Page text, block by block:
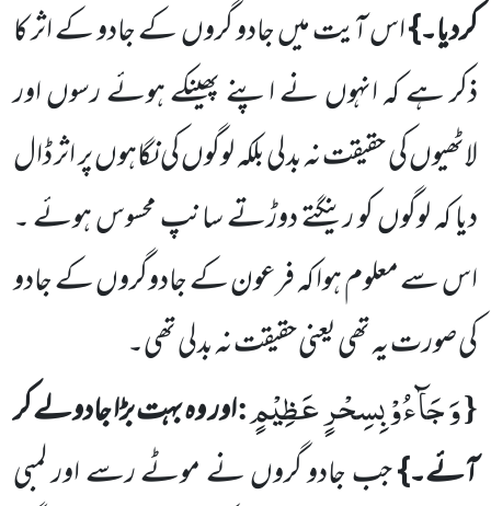
کردیا۔}اس آیت میں جادو گروں کے جادو کے اثر کا
ذکر ہے کہ انہوں نے اپنے پھینکے ہوئے رسوں اور
لاٹھیوں کی حقیقت نہ بدلی بلکہ لوگوں کی نگاہوں پر اثر ڈال
دیا کہ لوگوں کو رینگتےدوڑتے سانپ محسوس ہوئے ۔
اس سے معلوم ہوا کہ فرعون کے جادوگروں کے جادو
کی صورت یہ تھی یعنی حقیقت نہ بدلی تھی۔
{وَ جَآءُوْ بِسِحْرٍ عَظِیْمٍ:اور وہ بہت بڑا جادولے کر
آئے۔}جب جادو گروں نے موٹے رسے اور لمبی